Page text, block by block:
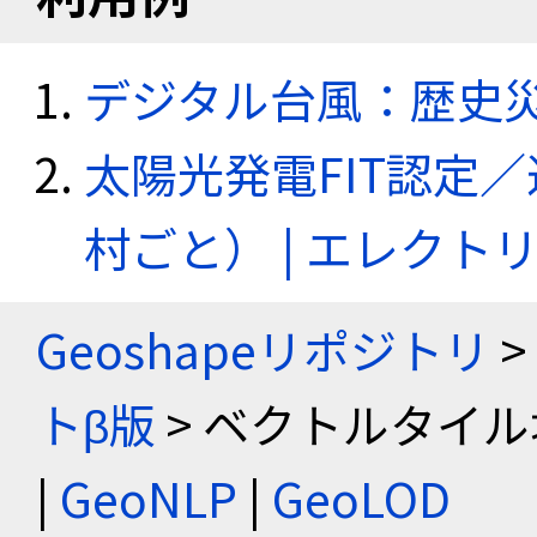
デジタル台風：歴史
太陽光発電FIT認定
村ごと） | エレクト
Geoshapeリポジトリ >
トβ版 > ベクトルタイ
| GeoNLP | GeoLOD